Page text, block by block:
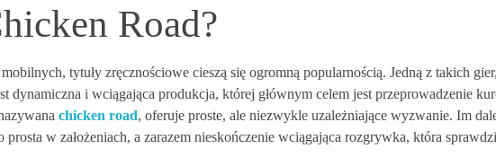
Road?
tytuły zręcznościowe cieszą się ogromną popularnością. Jedną z takich
dynamiczna i wciągająca produkcja, której głównym celem jest przeprowadzenie
chicken road, oferuje proste, ale niezwykle uzależniające wyzwanie. Im
prosta w założeniach, a zarazem nieskończenie wciągająca rozgrywka, która